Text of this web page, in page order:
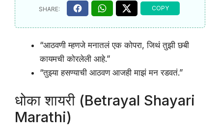
“आठवणी म्हणजे मनातलं एक कोपरा, जिथं तुझी छबी
कायमची कोरलेली आहे.”
“तुझ्या हसण्याची आठवण आजही माझं मन रडवतं.”
धोका शायरी (Betrayal Shayari
Marathi)